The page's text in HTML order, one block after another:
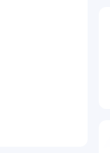
业；先后
业”等荣